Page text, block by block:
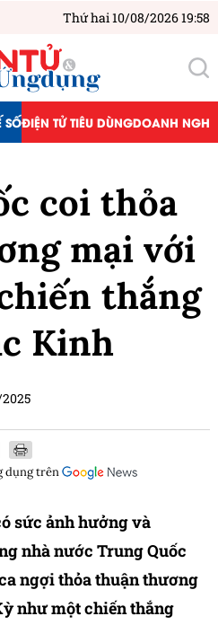
Thứ hai 10/08/2026 19:58
SỐĐIỆN TỬ TIÊU DÙNGDOANH
coi thỏa
mại với
thắng
Kinh
dụngtrên
sức ảnh hưởng và
nhà nước Trung Quốc
ngợi thỏa thuận thương
như một chiến thắng